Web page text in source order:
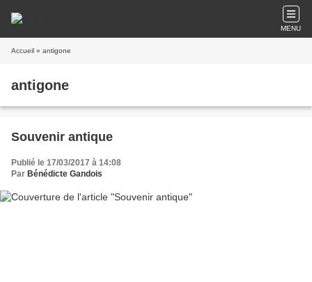
MENU
Accueil » antigone
antigone
Souvenir antique
Publié le 17/03/2017 à 14:08
Par Bénédicte Gandois